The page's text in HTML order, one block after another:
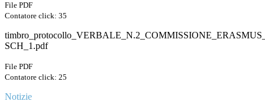
File PDF
Contatore click: 35
SCH_1.pdf
File PDF
Contatore click: 25
Notizie